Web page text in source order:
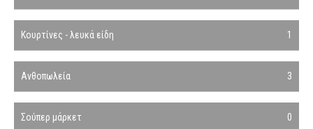
Κουρτίνες - λευκά είδη 1
Ανθοπωλεία 3
Σούπερ μάρκετ 0